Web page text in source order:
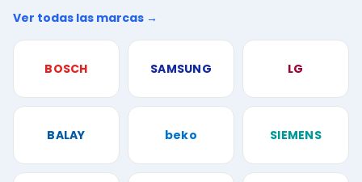
Ver todas las marcas →
BOSCH SAMSUNG LG
BALAY beko SIEMENS